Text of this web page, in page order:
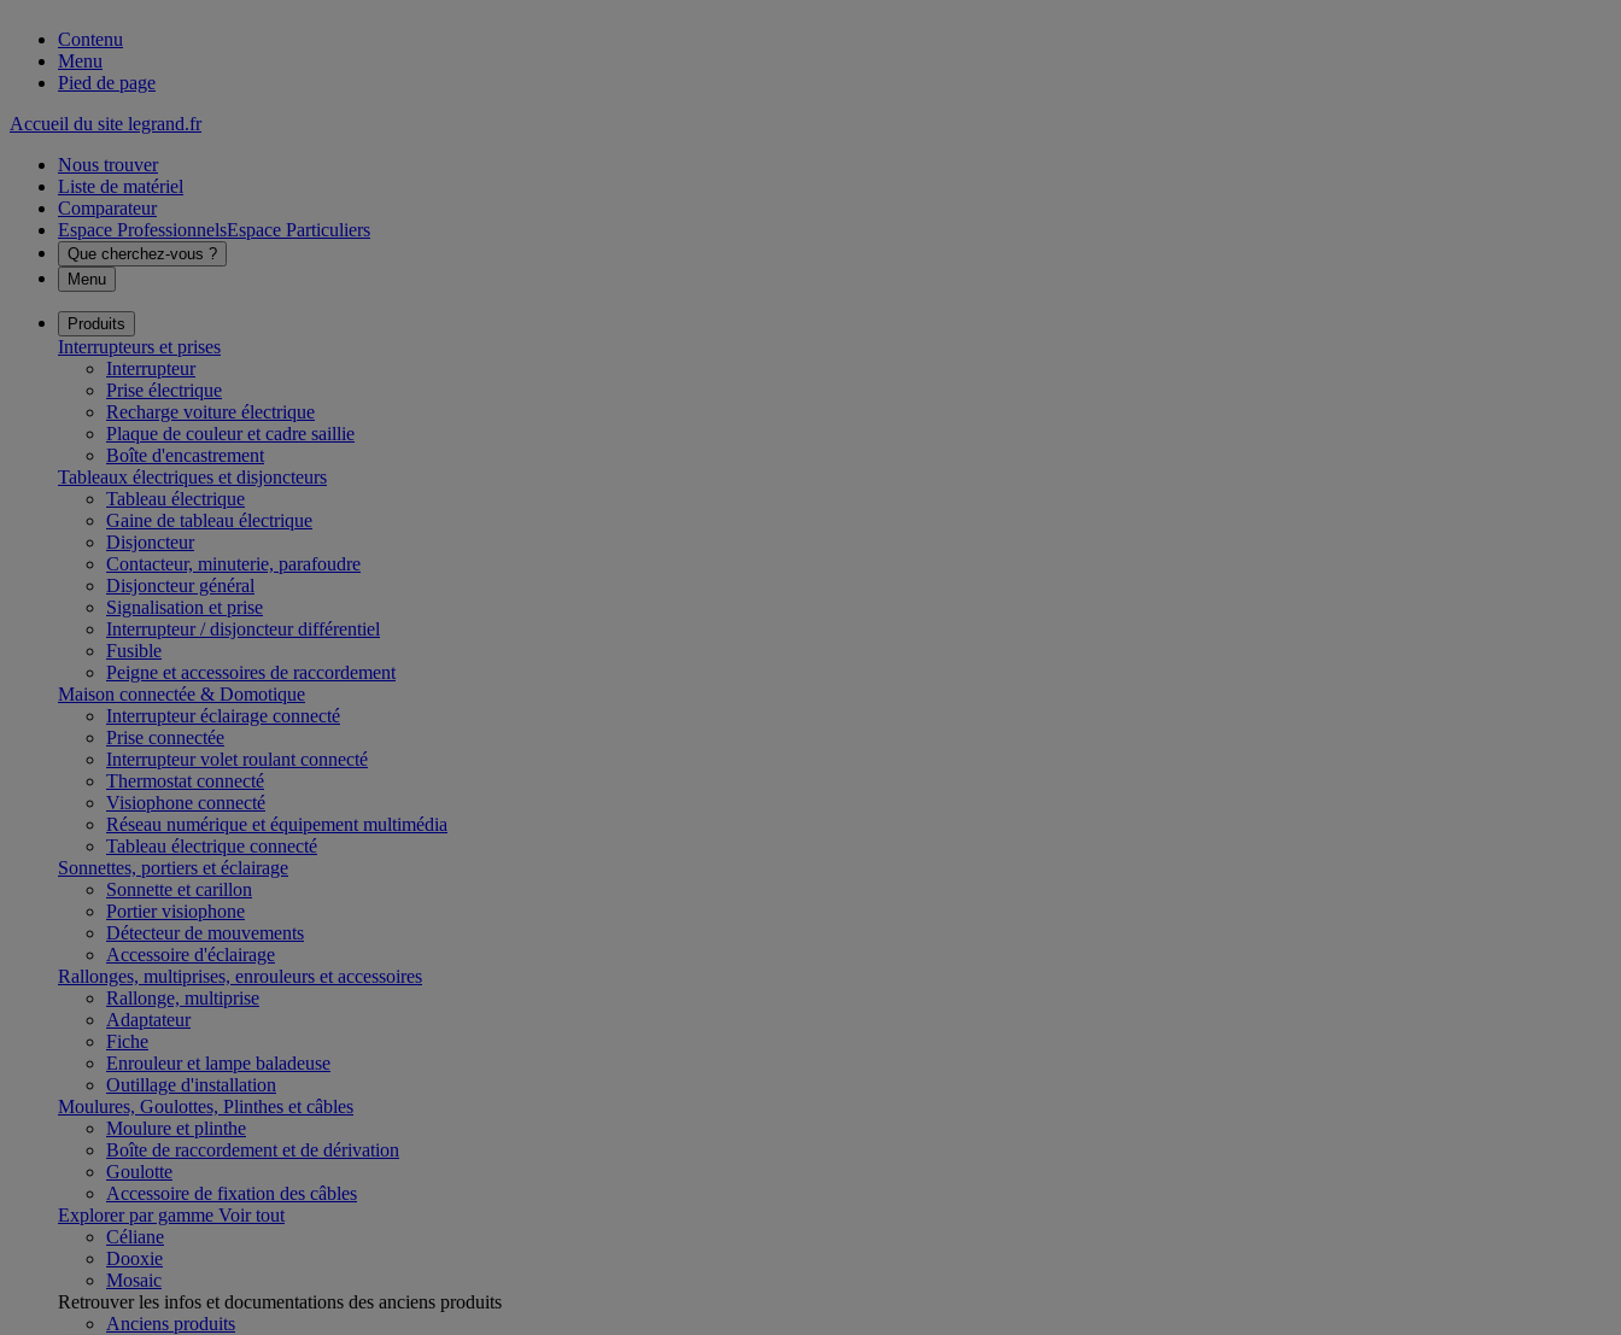
Contenu
Menu
Pied de page
Accueil du site legrand.fr
Nous trouver
Liste de matériel
Comparateur
Espace ProfessionnelsEspace Particuliers
Que cherchez-vous ?
Menu
Produits
Interrupteurs et prises
Interrupteur
Prise électrique
Recharge voiture électrique
Plaque de couleur et cadre saillie
Boîte d'encastrement
Tableaux électriques et disjoncteurs
Tableau électrique
Gaine de tableau électrique
Disjoncteur
Contacteur, minuterie, parafoudre
Disjoncteur général
Signalisation et prise
Interrupteur / disjoncteur différentiel
Fusible
Peigne et accessoires de raccordement
Maison connectée & Domotique
Interrupteur éclairage connecté
Prise connectée
Interrupteur volet roulant connecté
Thermostat connecté
Visiophone connecté
Réseau numérique et équipement multimédia
Tableau électrique connecté
Sonnettes, portiers et éclairage
Sonnette et carillon
Portier visiophone
Détecteur de mouvements
Accessoire d'éclairage
Rallonges, multiprises, enrouleurs et accessoires
Rallonge, multiprise
Adaptateur
Fiche
Enrouleur et lampe baladeuse
Outillage d'installation
Moulures, Goulottes, Plinthes et câbles
Moulure et plinthe
Boîte de raccordement et de dérivation
Goulotte
Accessoire de fixation des câbles
Explorer par gamme Voir tout
Céliane
Dooxie
Mosaic
Retrouver les infos et documentations des anciens produits
Anciens produits